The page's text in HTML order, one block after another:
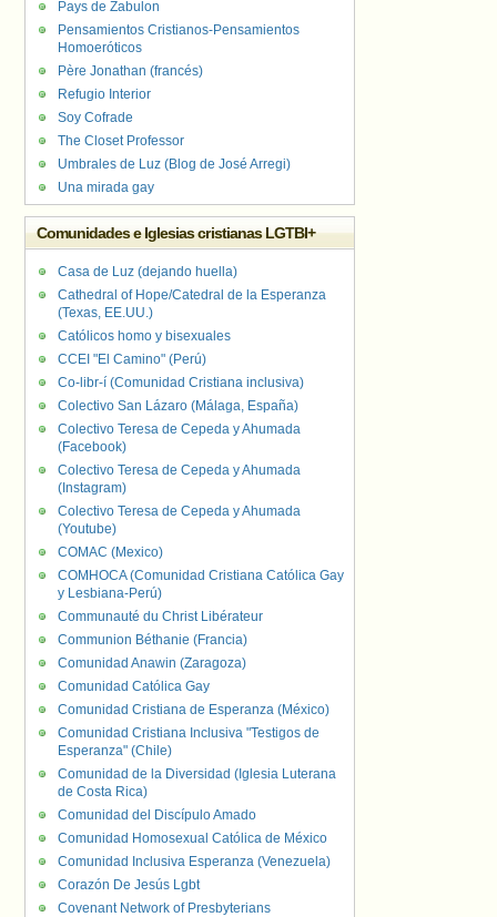
Pays de Zabulon
Pensamientos Cristianos-Pensamientos
Homoeróticos
Père Jonathan (francés)
Refugio Interior
Soy Cofrade
The Closet Professor
Umbrales de Luz (Blog de José Arregi)
Una mirada gay
Comunidades e Iglesias cristianas LGTBI+
Casa de Luz (dejando huella)
Cathedral of Hope/Catedral de la Esperanza
(Texas, EE.UU.)
Católicos homo y bisexuales
CCEI "El Camino" (Perú)
Co-libr-í (Comunidad Cristiana inclusiva)
Colectivo San Lázaro (Málaga, España)
Colectivo Teresa de Cepeda y Ahumada
(Facebook)
Colectivo Teresa de Cepeda y Ahumada
(Instagram)
Colectivo Teresa de Cepeda y Ahumada
(Youtube)
COMAC (Mexico)
COMHOCA (Comunidad Cristiana Católica Gay
y Lesbiana-Perú)
Communauté du Christ Libérateur
Communion Béthanie (Francia)
Comunidad Anawin (Zaragoza)
Comunidad Católica Gay
Comunidad Cristiana de Esperanza (México)
Comunidad Cristiana Inclusiva "Testigos de
Esperanza" (Chile)
Comunidad de la Diversidad (Iglesia Luterana
de Costa Rica)
Comunidad del Discípulo Amado
Comunidad Homosexual Católica de México
Comunidad Inclusiva Esperanza (Venezuela)
Corazón De Jesús Lgbt
Covenant Network of Presbyterians